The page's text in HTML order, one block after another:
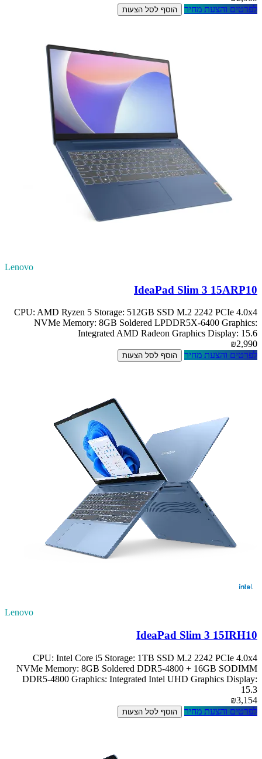
לפרטים והצעת מחיר
הוסף לסל הצעות
Lenovo
IdeaPad Slim 3 15ARP10
CPU: AMD Ryzen 5 Storage: 512GB SSD M.2 2242 PCIe 4.0x4
NVMe Memory: 8GB Soldered LPDDR5X-6400 Graphics:
Integrated AMD Radeon Graphics Display: 15.6
₪2,990
לפרטים והצעת מחיר
הוסף לסל הצעות
Lenovo
IdeaPad Slim 3 15IRH10
CPU: Intel Core i5 Storage: 1TB SSD M.2 2242 PCIe 4.0x4
NVMe Memory: 8GB Soldered DDR5-4800 + 16GB SODIMM
DDR5-4800 Graphics: Integrated Intel UHD Graphics Display:
15.3
₪3,154
לפרטים והצעת מחיר
הוסף לסל הצעות